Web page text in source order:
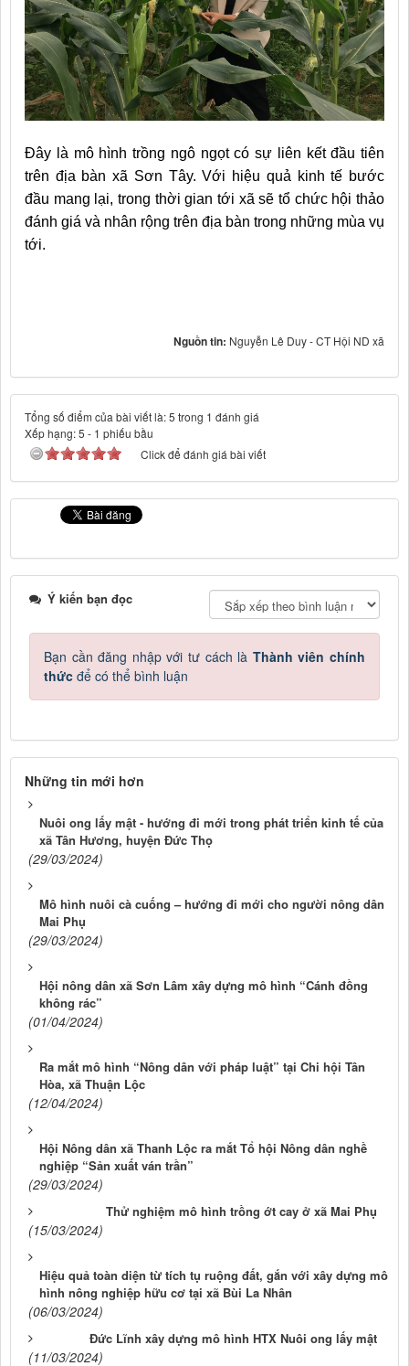
Đây là mô hình trồng ngô ngọt có sự liên kết đầu tiên
trên địa bàn xã Sơn Tây. Với hiệu quả kinh tế bước
đầu mang lại, trong thời gian tới xã sẽ tổ chức hội thảo
đánh giá và nhân rộng trên địa bàn trong những mùa vụ
tới.
Nguồn tin: Nguyễn Lê Duy - CT Hội ND xã
Tổng số điểm của bài viết là: 5 trong 1 đánh giá
Xếp hạng:5 - 1 phiếu bầu
Click để đánh giá bài viết
Ý kiến bạn đọc
Bạn cần đăng nhập với tư cách là Thành viên chính
thức để có thể bình luận
Những tin mới hơn
Nuôi ong lấy mật - hướng đi mới trong phát triển kinh tế của
xã Tân Hương, huyện Đức Thọ
(29/03/2024)
Mô hình nuôi cà cuống – hướng đi mới cho người nông dân
Mai Phụ
(29/03/2024)
Hội nông dân xã Sơn Lâm xây dựng mô hình “Cánh đồng
không rác”
(01/04/2024)
Ra mắt mô hình “Nông dân với pháp luật” tại Chi hội Tân
Hòa, xã Thuận Lộc
(12/04/2024)
Hội Nông dân xã Thanh Lộc ra mắt Tổ hội Nông dân nghề
nghiệp “Sản xuất ván trần”
(29/03/2024)
Thử nghiệm mô hình trồng ớt cay ở xã Mai Phụ
(15/03/2024)
Hiệu quả toàn diện từ tích tụ ruộng đất, gắn với xây dựng mô
hình nông nghiệp hữu cơ tại xã Bùi La Nhân
(06/03/2024)
Đức Lĩnh xây dựng mô hình HTX Nuôi ong lấy mật
(11/03/2024)